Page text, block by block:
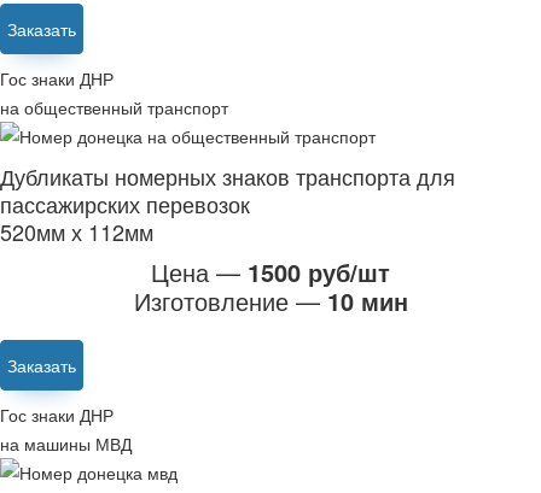
Заказать
Гос знаки ДНР
на общественный транспорт
Дубликаты номерных знаков транспорта для
пассажирских перевозок
520мм х 112мм
Цена — 1500 руб/шт
Изготовление — 10 мин
Заказать
Гос знаки ДНР
на машины МВД